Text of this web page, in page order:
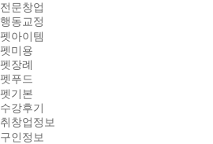
전문창업
행동교정
펫아이템
펫미용
펫장례
펫푸드
펫기본
수강후기
취창업정보
구인정보